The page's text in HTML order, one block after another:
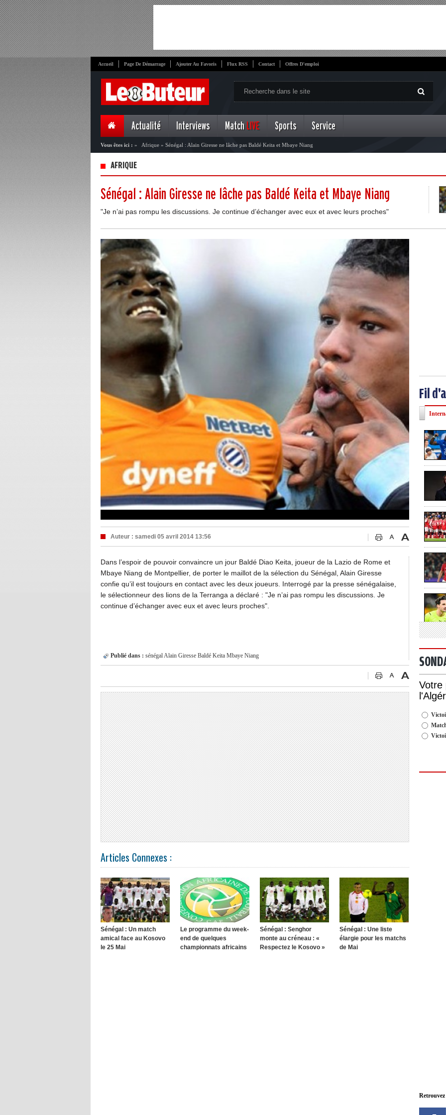
Accueil Page De Démarrage Ajouter Au Favoris Flux RSS Contact Offres D'emploi
Actualité Interviews Match LIVE Sports Service
Vous êtes ici : » Afrique » Sénégal : Alain Giresse ne lâche pas Baldé Keita et Mbaye Niang
AFRIQUE
Sénégal : Alain Giresse ne lâche pas Baldé Keita et Mbaye Niang
"Je n’ai pas rompu les discussions. Je continue d’échanger avec eux et avec leurs proches"
Auteur : samedi 05 avril 2014 13:56
Dans l’espoir de pouvoir convaincre un jour Baldé Diao Keita, joueur de la Lazio de Rome et
Mbaye Niang de Montpellier, de porter le maillot de la sélection du Sénégal, Alain Giresse
confie qu’il est toujours en contact avec les deux joueurs. Interrogé par la presse sénégalaise,
le sélectionneur des lions de la Terranga a déclaré : "Je n’ai pas rompu les discussions. Je
continue d’échanger avec eux et avec leurs proches".
Publié dans : sénégal Alain Giresse Baldé Keita Mbaye Niang
Articles Connexes :
Sénégal : Un match
amical face au Kosovo
le 25 Mai
Le programme du week-
end de quelques
championnats africains
Sénégal : Senghor
monte au créneau : «
Respectez le Kosovo »
Sénégal : Une liste
élargie pour les matchs
de Mai
Fil
Votre